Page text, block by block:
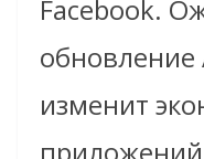
Facebook.
обновление
изменит